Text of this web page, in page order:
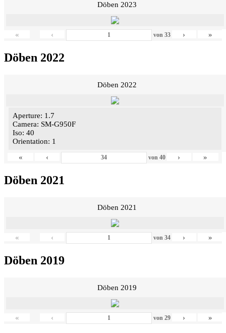
Döben 2023
« ‹ von 33 › »
Döben 2022
Döben 2022
Aperture: 1.7
Camera: SM-G950F
Iso: 40
Orientation: 1
«
‹ von 40 › »
Döben 2021
Döben 2021
« ‹ von 34 › »
Döben 2019
Döben 2019
« ‹ von 29 › »